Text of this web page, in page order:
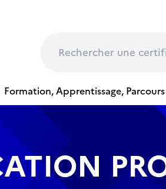
Formation, Apprentissage,